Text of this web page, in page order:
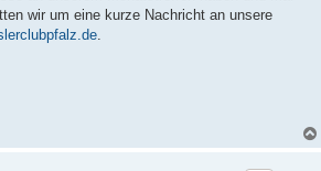
wir um eine kurze Nachricht an unsere